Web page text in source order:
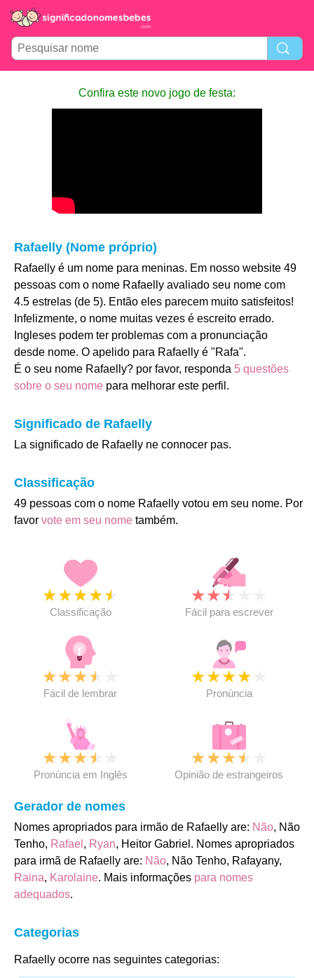
Confira este novo jogo de festa:
Rafaelly (Nome próprio)
Rafaelly é um nome para meninas. Em nosso website 49
pessoas com o nome Rafaelly avaliado seu nome com
4.5 estrelas (de 5). Então eles parecem muito satisfeitos!
Infelizmente, o nome muitas vezes é escreito errado.
Ingleses podem ter problemas com a pronunciação
desde nome. O apelido para Rafaelly é "Rafa".
É o seu nome Rafaelly? por favor, responda 5 questões
sobre o seu nome para melhorar este perfil.
Significado de Rafaelly
La significado de Rafaelly ne connocer pas.
Classificação
49 pessoas com o nome Rafaelly votou em seu nome. Por
favor vote em seu nome também.
★★★★★
Classificação
★★★
Fácil para escrever
★★★★
Fácil de lembrar
★★★★
Pronúncia
★★★★
Pronúncia em Inglês
★★★★
Opinião de estrangeiros
Gerador de nomes
Nomes apropriados para irmão de Rafaelly are: Não, Não
Tenho, Rafael , Ryan, Heitor Gabriel. Nomes apropriados
para irmã de Rafaelly are: Não, Não Tenho, Rafayany,
Raina, Karolaine. Mais informações para nomes
adequados.
Categorias
Rafaelly ocorre nas seguintes categorias: